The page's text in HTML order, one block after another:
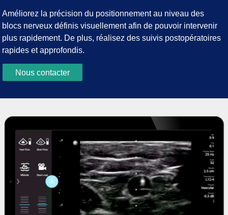
Améliorez la précision du positionnement au niveau des
blocs nerveux définis visuellement afin de pouvoir intervenir
plus rapidement. De plus, réalisez des suivis postopératoires
rapides et approfondis.
Nous contacter